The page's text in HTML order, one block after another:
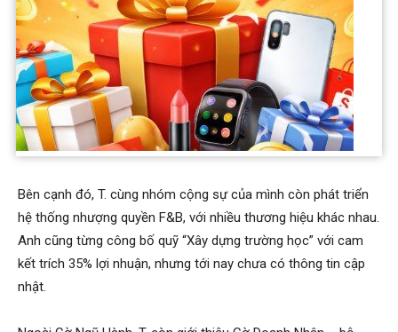
triệu
USDnhưng anh không bán.
Trong các bài đăng năm 2023, fanpage Cờ Ngũ Hành cập nhật
15 địa chỉ cửa hàng Hà Nội có bán trò chơi này. Có lần T. đăng
tải clip cầm trên tay một con dấu, xung quanh là các khách
hàng nhí xúm lại chờ xin đóng dấu vào bộ cờ, T. được săn đón
hệt như một Idol Hàn Quốc.
Bên cạnh đó, T. cùng nhóm cộng sự của mình còn phát triển
hệ thống nhượng quyền F&B, với nhiều thương hiệu khác nhau.
Anh cũng từng công bố quỹ “Xây dựng trường học” với cam
kết trích 35% lợi nhuận, nhưng tới nay chưa có thông tin cập
nhật.